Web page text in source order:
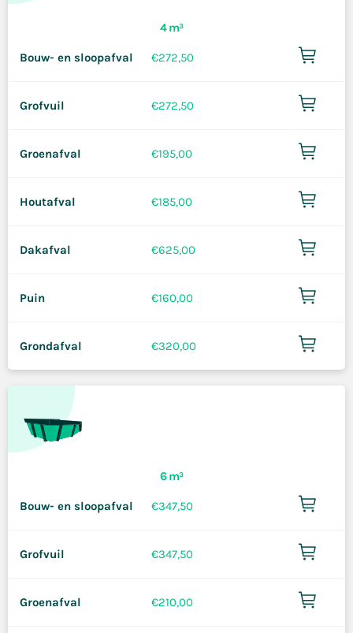
4 m³
Bouw- en sloopafval €272,50
Grofvuil €272,50
Groenafval €195,00
Houtafval €185,00
Dakafval €625,00
Puin €160,00
Grondafval €320,00
6 m³
Bouw- en sloopafval €347,50
Grofvuil €347,50
Groenafval €210,00